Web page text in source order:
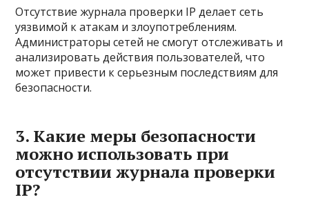
Отсутствие журнала проверки IP делает сеть
уязвимой к атакам и злоупотреблениям.
Администраторы сетей не смогут отслеживать и
анализировать действия пользователей, что
может привести к серьезным последствиям для
безопасности.
3. Какие меры безопасности
можно использовать при
отсутствии журнала проверки
IP?